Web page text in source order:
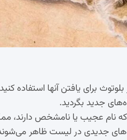
جدید بگردید.
نام عجیب یا نامشخص دارند،
جدیدی در لیست ظاهر